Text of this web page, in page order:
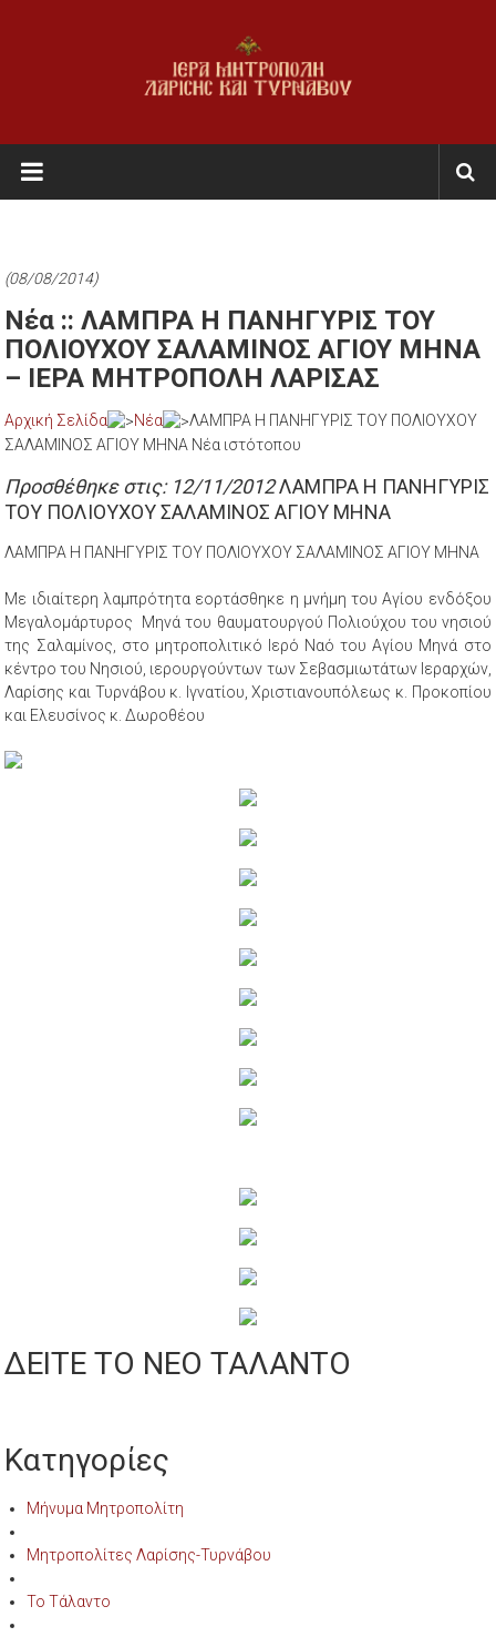
Ι.Μ.
Λαρίσης
Τυρνάβου
Εκκλησία
της
Ελλάδος
(08/08/2014)
Νέα :: ΛΑΜΠΡΑ Η ΠΑΝΗΓΥΡΙΣ ΤΟΥ
ΠΟΛΙΟΥΧΟΥ ΣΑΛΑΜΙΝΟΣ ΑΓΙΟΥ ΜΗΝΑ
– ΙΕΡΑ ΜΗΤΡΟΠΟΛΗ ΛΑΡΙΣΑΣ
Αρχική Σελίδα Νέα
ΛΑΜΠΡΑ Η ΠΑΝΗΓΥΡΙΣ ΤΟΥ ΠΟΛΙΟΥΧΟΥ
ΣΑΛΑΜΙΝΟΣ ΑΓΙΟΥ ΜΗΝΑ Νέα ιστότοπου
Προσθέθηκε στις: 12/11/2012ΛΑΜΠΡΑ Η ΠΑΝΗΓΥΡΙΣ
ΤΟΥ ΠΟΛΙΟΥΧΟΥ ΣΑΛΑΜΙΝΟΣ ΑΓΙΟΥ ΜΗΝΑ
ΛΑΜΠΡΑ Η ΠΑΝΗΓΥΡΙΣ ΤΟΥ ΠΟΛΙΟΥΧΟΥ ΣΑΛΑΜΙΝΟΣ ΑΓΙΟΥ ΜΗΝΑ
Με ιδιαίτερη λαμπρότητα εορτάσθηκε η μνήμη του Αγίου ενδόξου
Μεγαλομάρτυρος Μηνά του θαυματουργού Πολιούχου του νησιού
της Σαλαμίνος, στο μητροπολιτικό Ιερό Ναό του Αγίου Μηνά στο
κέντρο του Νησιού, ιερουργούντων των Σεβασμιωτάτων Ιεραρχών,
Λαρίσης και Τυρνάβου κ. Ιγνατίου, Χριστιανουπόλεως κ. Προκοπίου
και Ελευσίνος κ. Δωροθέου
ΔΕΙΤΕ ΤΟ ΝΕΟ ΤΑΛΑΝΤΟ
Κατηγορίες
Μήνυμα Μητροπολίτη
Μητροπολίτες Λαρίσης-Τυρνάβου
Το Τάλαντο